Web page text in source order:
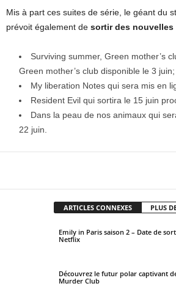
Mis à part ces suites de série, le géant du
prévoit également de sortir des nouvelles
Surviving summer, Green mother’s
Green mother’s club disponible le 3 juin;
My liberation Notes qui sera mis en
Resident Evil qui sortira le 15 juin
Dans la peau de nos animaux qui
22 juin.
ARTICLES CONNEXES PLUS
Emily in Paris saison 2 – Date de
Netflix
Découvrez le futur polar captivant
Murder Club